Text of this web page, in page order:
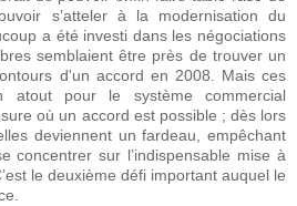
s’atteler à la modernisation du
a été investi dans les négociations
semblaient être près de trouver un
d'un accord en 2008. Mais ces
atout pour le système commercial
où un accord est possible ; dès lors
deviennent un fardeau, empêchant
concentrer sur l’indispensable mise à
le deuxième défi important auquel le